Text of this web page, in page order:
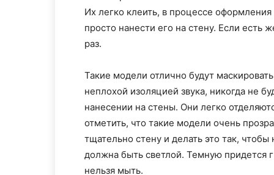
Их легко клеить, в процессе
просто нанести его на стену. Если есть
раз.
Такие модели отлично будут
неплохой изоляцией звука, никогда не
нанесении на стены. Они легко
отметить, что такие модели очень
тщательно стену и делать это так,
должна быть светлой. Темную придется
нельзя мыть.